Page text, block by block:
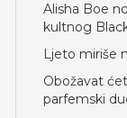
Alisha Boe
kultnog
Ljeto miriše
Obožavat
parfemski